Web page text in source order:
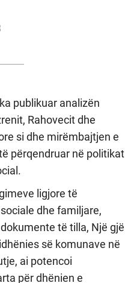
publikuar analizën
Rahovecit dhe
si dhe mirëmbajtjen e
përqendruar në politikat
ligjore të
dhe familjare,
të tilla, Një gjë
së komunave në
ai potencoi
për dhënien e